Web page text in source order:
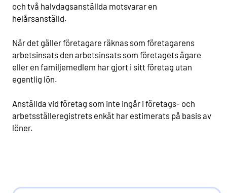
och två halvdagsanställda motsvarar en
helårsanställd.
När det gäller företagare räknas som företagarens
arbetsinsats den arbetsinsats som företagets ägare
eller en familjemedlem har gjort i sitt företag utan
egentlig lön.
Anställda vid företag som inte ingår i företags- och
arbetsställeregistrets enkät har estimerats på basis av
löner.